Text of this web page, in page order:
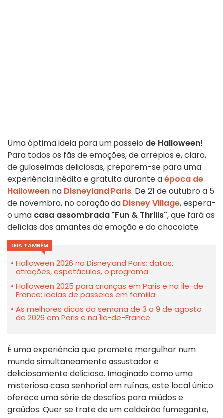
Uma óptima ideia para um passeio de Halloween!
Para todos os fãs de emoções, de arrepios e, claro,
de guloseimas deliciosas, preparem-se para uma
experiência inédita e gratuita durante aépoca de
Halloween na Disneyland Paris. De 21 de outubro a 5
de novembro, no coração da Disney Village, espera-
o uma casa assombrada "Fun & Thrills", que fará as
delícias dos amantes da emoção e do chocolate.
LEIA TAMBÉM
Halloween 2026 na Disneyland Paris: datas,
atrações, espetáculos, o programa
Halloween 2025 para crianças em Paris e na Île-de-
France: ideias de passeios em família
As melhores dicas da semana de 3 a 9 de agosto
de 2026 em Paris e na Île-de-France
É uma experiência que promete mergulhar num
mundo simultaneamente assustador e
deliciosamente delicioso. Imaginado como uma
misteriosa casa senhorial em ruínas, este local único
oferece uma série de desafios para miúdos e
graúdos. Quer se trate de um caldeirão fumegante,